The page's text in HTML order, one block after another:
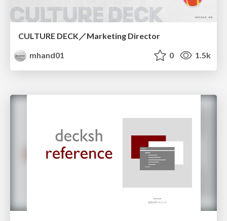
CULTURE DECK／Marketing Director
mhand01
0 1.5k